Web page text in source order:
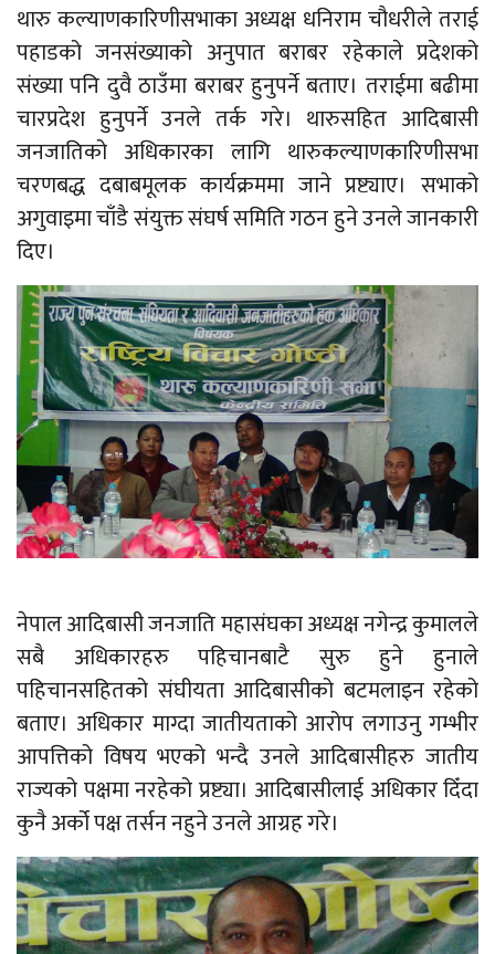
थारु कल्याणकारिणीसभाका अध्यक्ष धनिराम चौधरीले तराई
पहाडको जनसंख्याको अनुपात बराबर रहेकाले प्रदेशको
संख्या पनि दुवै ठाउँमा बराबर हुनुपर्ने बताए। तराईमा बढीमा
चारप्रदेश हुनुपर्ने उनले तर्क गरे। थारुसहित आदिबासी
जनजातिको अधिकारका लागि थारुकल्याणकारिणीसभा
चरणबद्ध दबाबमूलक कार्यक्रममा जाने प्रष्ट्याए। सभाको
अगुवाइमा चाँडै संयुक्त संघर्ष समिति गठन हुने उनले जानकारी
दिए।
नेपाल आदिबासी जनजाति महासंघका अध्यक्ष नगेन्द्र कुमालले
सबै अधिकारहरु पहिचानबाटै सुरु हुने हुनाले
पहिचानसहितको संघीयता आदिबासीको बटमलाइन रहेको
बताए। अधिकार माग्दा जातीयताको आरोप लगाउनु गम्भीर
आपत्तिको विषय भएको भन्दै उनले आदिबासीहरु जातीय
राज्यको पक्षमा नरहेको प्रष्ट्या। आदिबासीलाई अधिकार दिँदा
कुनै अर्को पक्ष तर्सन नहुने उनले आग्रह गरे।